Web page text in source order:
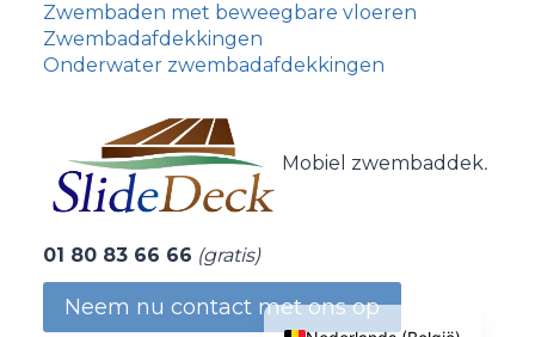
Zwembaden met beweegbare vloeren
Zwembadafdekkingen
Onderwater zwembadafdekkingen
Mobiel zwembaddek.
01 80 83 66 66 (gratis)
Neem nu contact met ons op
Français
Italiano
Português